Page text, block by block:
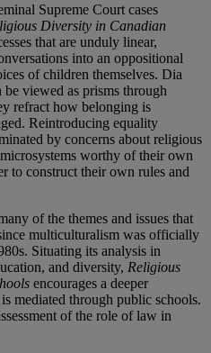
Supreme Court cases
Diversity in Canadian
that are unduly linear,
into an oppositional
of children themselves. Dia
viewed as prisms through
refract how belonging is
Reintroducing equality
by concerns about religious
worthy of their own
to construct their own rules and
of the themes and issues that
multiculturalism was officially
Situating its analysis in
and diversity, Religious
encourages a deeper
mediated through public schools.
of the role of law in